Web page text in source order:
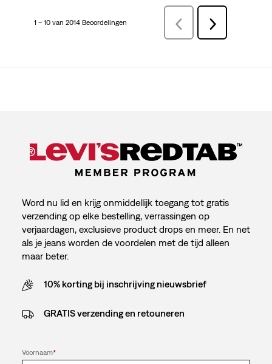
1 – 10 van 2014 Beoordelingen VorigeBeoordelingen
Volgende
Beoordelingen
Word nu lid en krijg onmiddellijk toegang tot gratis
verzending op elke bestelling, verrassingen op
verjaardagen, exclusieve product drops en meer. En net
als je jeans worden de voordelen met de tijd alleen
maar beter.
10% korting bij inschrijving nieuwsbrief
GRATIS verzending en retouneren
Voornaam*